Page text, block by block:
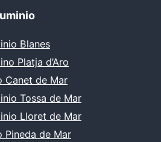
Blanes
Platja d’Aro
Canet de Mar
Tossa de Mar
Lloret de Mar
Pineda de Mar